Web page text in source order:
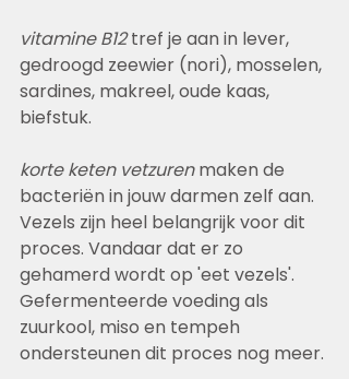
vitamine B12 tref je aan in lever,
gedroogd zeewier (nori), mosselen,
sardines, makreel, oude kaas,
biefstuk.
korte keten vetzuren maken de
bacteriën in jouw darmen zelf aan.
Vezels zijn heel belangrijk voor dit
proces. Vandaar dat er zo
gehamerd wordt op 'eet vezels'.
Gefermenteerde voeding als
zuurkool, miso en tempeh
ondersteunen dit proces nog meer.